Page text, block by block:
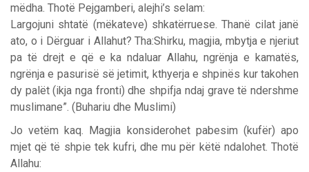
mëdha. Thotë Pejgamberi, alejhi’s selam:
Largojuni shtatë (mëkateve) shkatërruese. Thanë cilat janë
ato, o i Dërguar i Allahut? Tha:Shirku, magjia, mbytja e njeriut
pa të drejt e që e ka ndaluar Allahu, ngrënja e kamatës,
ngrënja e pasurisë së jetimit, kthyerja e shpinës kur takohen
dy palët (ikja nga fronti) dhe shpifja ndaj grave të ndershme
muslimane”. (Buhariu dhe Muslimi)
Jo vetëm kaq. Magjia konsiderohet pabesim (kufër) apo
mjet që të shpie tek kufri, dhe mu për këtë ndalohet. Thotë
Allahu: